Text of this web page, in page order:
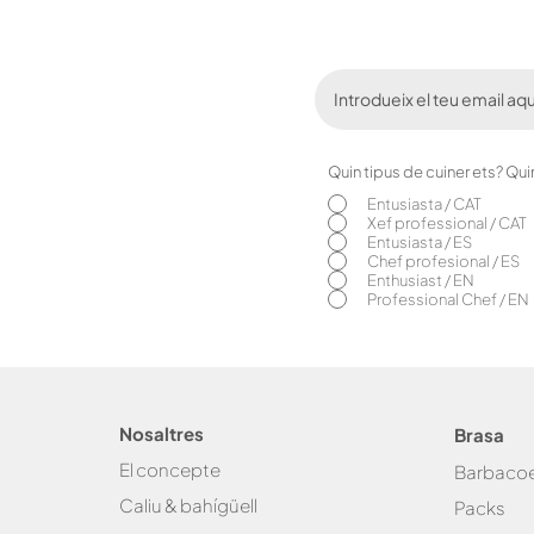
Quin tipus de cuiner ets?
Entusiasta / CAT
Xef professional / CAT
Entusiasta / ES
Chef profesional / ES
Enthusiast / EN
Professional Chef / EN
Nosaltres
El concepte
Caliu & bahígüell
Brasa
Bar
Packs